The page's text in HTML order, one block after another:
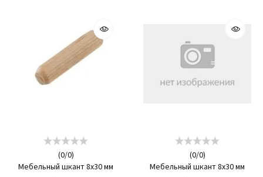
(0/0)
Мебельный шкант 8х30 мм
(0/0)
Мебельный шкант 8х30 мм